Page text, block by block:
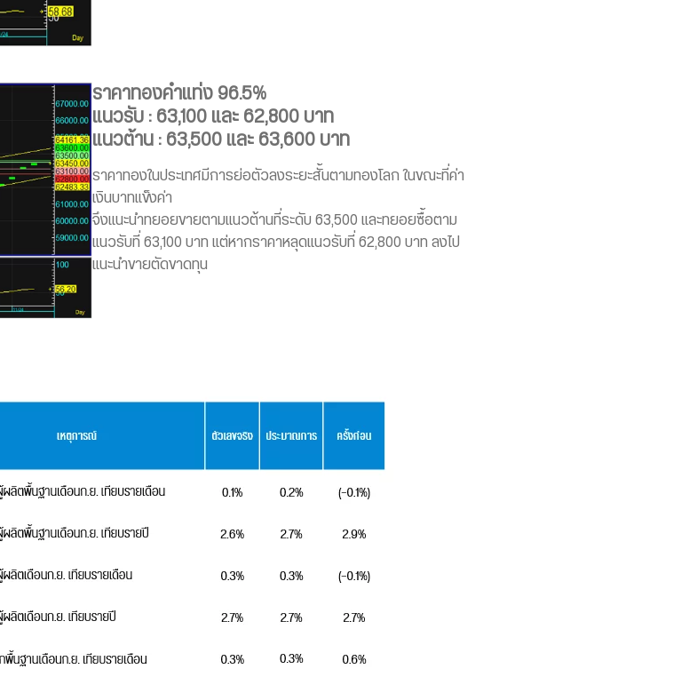
ราคาทองคำแท่ง 96.5%
แนวรับ : 63,100 และ 62,800 บาท
แนวต้าน : 63,500 และ 63,600 บาท
ราคาทองในประเทศมีการย่อตัวลงระยะสั้นตามทองโลก ในขณะที่ค่า
เงินบาทแข็งค่า
จึงแนะนำทยอยขายตามแนวต้านที่ระดับ 63,500 และทยอยซื้อตาม
แนวรับที่ 63,100 บาท แต่หากราคาหลุดแนวรับที่ 62,800 บาท ลงไป
แนะนำขายตัดขาดทุน